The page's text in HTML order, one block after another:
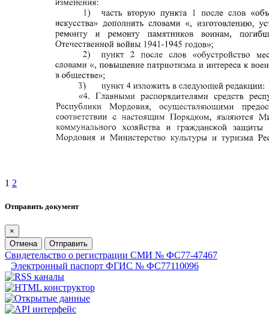
1 2
Отправить документ
×
Отмена
Отправить
Свидетельство о регистрации СМИ № ФС77-47467
Электронный паспорт ФГИС № ФС77110096